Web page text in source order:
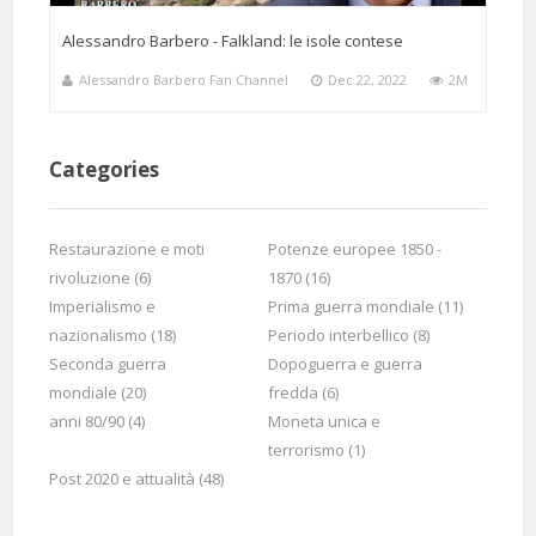
passione.
@paolaleoncini2357Said: 3 Months 3 Days 7 Hours 31 Minutes ago
Barbero legge per non mettere a disagio i suoi alunni
Alessandro Barbero - Falkland: le isole contese
Alessandro Barbero Fan Channel Dec 22, 2022 2M
Categories
Restaurazione e moti
rivoluzione (6)
Potenze europee 1850 -
1870 (16)
Imperialismo e
nazionalismo (18)
Prima guerra mondiale (11)
Periodo interbellico (8)
Seconda guerra
mondiale (20)
Dopoguerra e guerra
fredda (6)
anni 80/90 (4)
Moneta unica e
terrorismo (1)
Post 2020 e attualità (48)